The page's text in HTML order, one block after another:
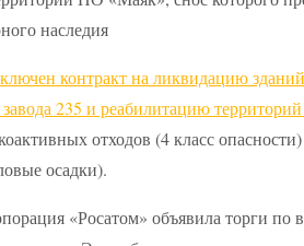
контракт на ликвидацию
235 и реабилитацию
отходов (4 класс
осадки).
«Росатом» объявила торги